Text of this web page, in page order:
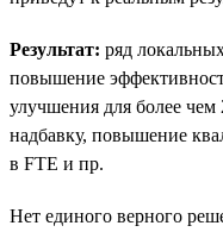
Результат: ряд
повышение
улучшения для более
надбавку, повышение
в FTE и пр.
Нет единого верного